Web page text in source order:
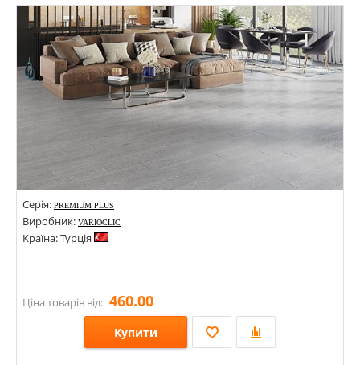
Стилі:
Кольори:
Серія: PREMIUM PLUS
Виробник: VARIOCLIC
Країна: Турція
Ціна товарів від: 460.00
Купити